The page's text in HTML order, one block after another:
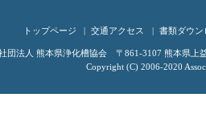
トップページ 交通アクセス 書類ダウン
団法人 熊本県浄化槽協会 〒861-3107 熊本県
Copyright (C) 2006-2020